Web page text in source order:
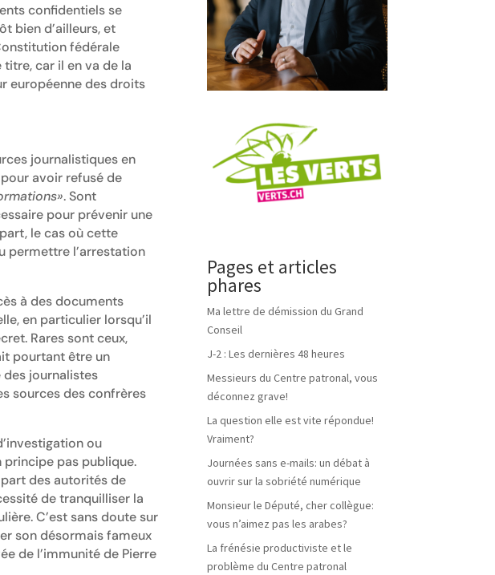
confidentiels se
bien d’ailleurs, et
fédérale
titre, car il en va de la
européenne des droits
journalistiques en
avoir refusé de
. Sont
pour prévenir une
le cas où cette
permettre l’arrestation
à des documents
en particulier lorsqu’il
Rares sont ceux,
pourtant être un
journalistes
sources des confrères
ou
principe pas publique.
des autorités de
de tranquilliser la
C’est sans doute sur
son désormais fameux
de l’immunité de Pierre
Pages et articles
phares
Ma lettre de démission du Grand
Conseil
J-2 : Les dernières 48 heures
Messieurs du Centre patronal, vous
déconnez grave!
La question elle est vite répondue!
Vraiment?
Journées sans e-mails: un débat à
ouvrir sur la sobriété numérique
Monsieur le Député, cher collègue:
vous n’aimez pas les arabes?
La frénésie productiviste et le
problème du Centre patronal